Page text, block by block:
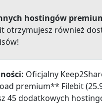
hostingów
również
Oficjalny
premium** Filebit
45 dodatkowych